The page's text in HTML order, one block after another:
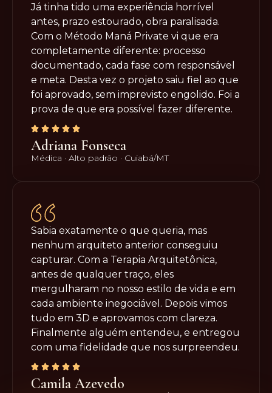
Já tinha tido uma experiência horrível
antes, prazo estourado, obra paralisada.
Com o Método Maná Private vi que era
completamente diferente: processo
documentado, cada fase com responsável
e meta. Desta vez o projeto saiu fiel ao que
foi aprovado, sem imprevisto engolido. Foi a
prova de que era possível fazer diferente.
Adriana Fonseca
Médica · Alto padrão · Cuiabá/MT
Sabia exatamente o que queria, mas
nenhum arquiteto anterior conseguiu
capturar. Com a Terapia Arquitetônica,
antes de qualquer traço, eles
mergulharam no nosso estilo de vida e em
cada ambiente inegociável. Depois vimos
tudo em 3D e aprovamos com clareza.
Finalmente alguém entendeu, e entregou
com uma fidelidade que nos surpreendeu.
Camila Azevedo